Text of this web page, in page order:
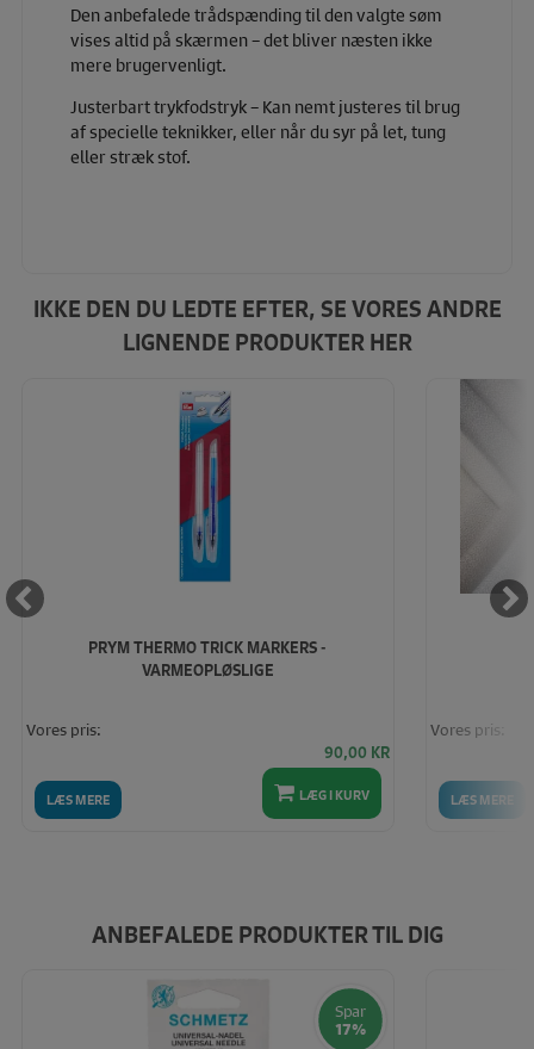
Den anbefalede trådspænding til den valgte søm
vises altid på skærmen – det bliver næsten ikke
mere brugervenligt.
Justerbart trykfodstryk – Kan nemt justeres til brug
af specielle teknikker, eller når du syr på let, tung
eller stræk stof.
IKKE DEN DU LEDTE EFTER, SE VORES ANDRE
LIGNENDE PRODUKTER HER
PRYM THERMO TRICK MARKERS -
VARMEOPLØSLIGE
LÆS MERE
Vores pris:
90,00 KR
LÆG I KURV LÆS MERE
Vores pris:
ANBEFALEDE PRODUKTER TIL DIG
Spar
17%